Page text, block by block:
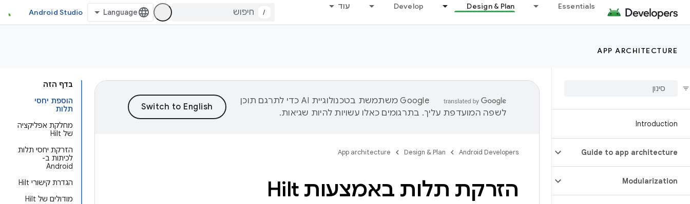
Essentials
Design & Plan
Develop עוד
/
Android Studio
APP ARCHITECTURE
Introduction
Guide to app architecture
Modularization
בדף הזה
הוספת יחסי
תלות
מחלקת אפליקציה
של Hilt
הזרקת יחסי תלות
לכיתות ב-
Android
הגדרת קישורי Hilt
מודולים של Hilt
‫Google משתמשת בטכנולוגיית AI כדי לתרגם תוכן
לשפה המועדפת עליך. בתרגומים כאלו עשויות להיות שגיאות.
Android Developers
Design & Plan
App architecture
הזרקת תלות באמצעות Hilt